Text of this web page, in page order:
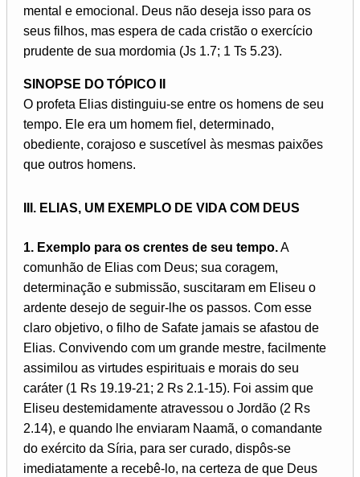
mental e emocional. Deus não deseja isso para os
seus filhos, mas espera de cada cristão o exercício
prudente de sua mordomia (Js 1.7; 1 Ts 5.23).
SINOPSE DO TÓPICO II
O profeta Elias distinguiu-se entre os homens de seu
tempo. Ele era um homem fiel, determinado,
obediente, corajoso e suscetível às mesmas paixões
que outros homens.
III. ELIAS, UM EXEMPLO DE VIDA COM DEUS
1. Exemplo para os crentes de seu tempo.A
comunhão de Elias com Deus; sua coragem,
determinação e submissão, suscitaram em Eliseu o
ardente desejo de seguir-lhe os passos. Com esse
claro objetivo, o filho de Safate jamais se afastou de
Elias. Convivendo com um grande mestre, facilmente
assimilou as virtudes espirituais e morais do seu
caráter (1 Rs 19.19-21; 2 Rs 2.1-15). Foi assim que
Eliseu destemidamente atravessou o Jordão (2 Rs
2.14), e quando lhe enviaram Naamã, o comandante
do exército da Síria, para ser curado, dispôs-se
imediatamente a recebê-lo, na certeza de que Deus